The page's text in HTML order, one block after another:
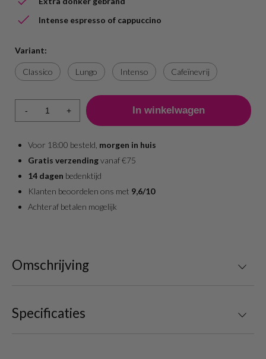
Intense espresso of cappuccino
Variant:
Classico Lungo Intenso Cafeïnevrij
- +
Voor 18:00 besteld, morgen in huis
Gratis verzendingvanaf €75
14 dagen bedenktijd
Klanten beoordelen ons met 9,6/10
Achteraf betalen mogelijk
Omschrijving
Specificaties